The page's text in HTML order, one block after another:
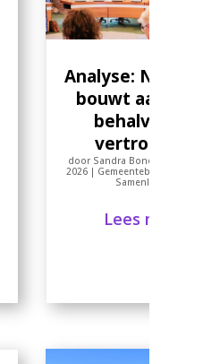
Analyse:
bouwt aan
behalve aan
vertrouwen
door Sandra Bonestroo
2026| Gemeentebestuur
Samenleving
Lees meer